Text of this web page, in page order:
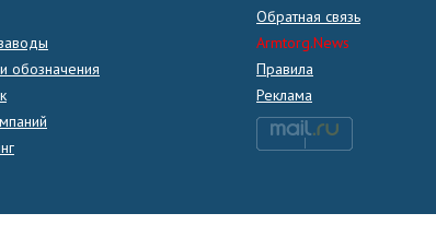
обозначения
Обратная связь
Armtorg.News
Правила
Реклама